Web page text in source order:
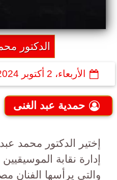
الدكتور
الأربعاء، 2 أكتوبر 2024
حمدية عبد الغنى
إختير الدكتور محمد
إدارة نقابة
والتى يرأسها الفنان